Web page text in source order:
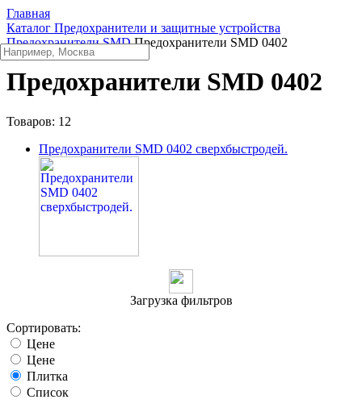
Главная
Каталог Предохранители и защитные устройства
Предохранители SMD Предохранители SMD 0402
Предохранители SMD 0402
Товаров: 12
Предохранители SMD 0402 сверхбыстродей.
Загрузка фильтров
Сортировать:
Цене
Цене
Плитка
Список